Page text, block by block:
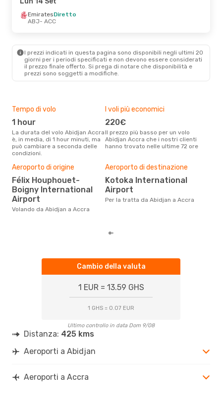
EmiratesDiretto
ABJ- ACC
I prezzi indicati in questa pagina sono disponibili negli ultimi 20
giorni per i periodi specificati e non devono essere considerati
il ​​prezzo finale offerto. Si prega di notare che disponibilità e
prezzi sono soggetti a modifiche.
Tempo di volo
1 hour
La durata del volo Abidjan Accra
è, in media, di 1 hour minuti, ma
può cambiare a seconda delle
condizioni.
I voli più economici
220€
Il prezzo più basso per un volo
Abidjan Accra che i nostri clienti
hanno trovato nelle ultime 72 ore
Aeroporto di origine
Félix Houphouet-
Boigny International
Airport
Volando da Abidjan a Accra
Aeroporto di destinazione
Kotoka International
Airport
Per la tratta da Abidjan a Accra
Cambio della valuta
1 EUR = 13.59 GHS
1 GHS = 0.07 EUR
Ultimo controllo in data Dom 9/08
Distanza: 425 kms
Aeroporti a Abidjan
Aeroporti a Accra